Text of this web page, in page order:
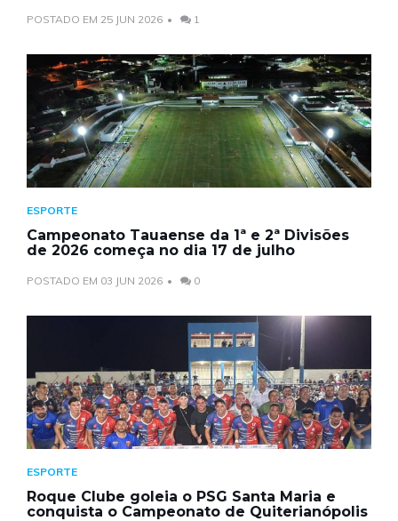
POSTADO EM 25 JUN 2026 1
ESPORTE
Campeonato Tauaense da 1ª e 2ª Divisões
de 2026 começa no dia 17 de julho
POSTADO EM 03 JUN 2026 0
ESPORTE
Roque Clube goleia o PSG Santa Maria e
conquista o Campeonato de Quiterianópolis